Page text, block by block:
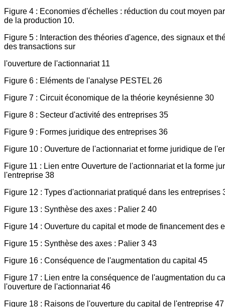
Figure 4 : Economies d'échelles : réduction du cout moyen
de la production 10.
Figure 5 : Interaction des théories d'agence, des signaux et
des transactions sur
l'ouverture de l'actionnariat 11
Figure 6 : Eléments de l'analyse PESTEL 26
Figure 7 : Circuit économique de la théorie keynésienne 30
Figure 8 : Secteur d'activité des entreprises 35
Figure 9 : Formes juridique des entreprises 36
Figure 10 : Ouverture de l'actionnariat et forme juridique de
Figure 11 : Lien entre Ouverture de l'actionnariat et la forme
l'entreprise 38
Figure 12 : Types d'actionnariat pratiqué dans les entreprises
Figure 13 : Synthèse des axes : Palier 2 40
Figure 14 : Ouverture du capital et mode de financement des
Figure 15 : Synthèse des axes : Palier 3 43
Figure 16 : Conséquence de l'augmentation du capital 45
Figure 17 : Lien entre la conséquence de l'augmentation du
l'ouverture de l'actionnariat 46
Figure 18 : Raisons de l'ouverture du capital de l'entreprise 47